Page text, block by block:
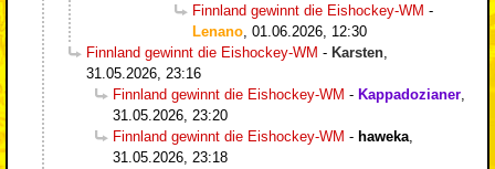
Finnland gewinnt die Eishockey-WM -
Lenano, 01.06.2026, 12:30
Finnland gewinnt die Eishockey-WM - Karsten,
31.05.2026, 23:16
Finnland gewinnt die Eishockey-WM - Kappadozianer,
31.05.2026, 23:20
Finnland gewinnt die Eishockey-WM - haweka,
31.05.2026, 23:18